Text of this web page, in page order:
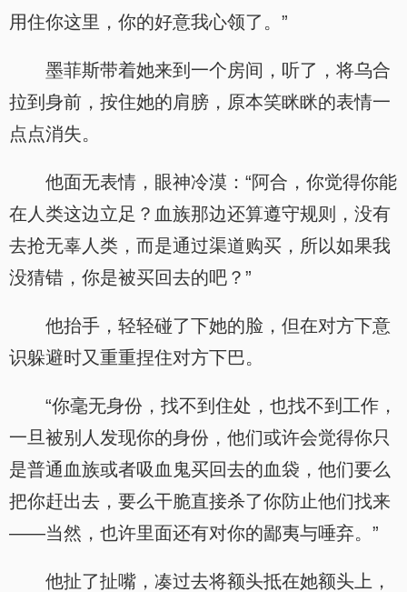
用住你这里，你的好意我心领了。”
墨菲斯带着她来到一个房间，听了，将乌合
拉到身前，按住她的肩膀，原本笑眯眯的表情一
点点消失。
他面无表情，眼神冷漠：“阿合，你觉得你能
在人类这边立足？血族那边还算遵守规则，没有
去抢无辜人类，而是通过渠道购买，所以如果我
没猜错，你是被买回去的吧？”
他抬手，轻轻碰了下她的脸，但在对方下意
识躲避时又重重捏住对方下巴。
“你毫无身份，找不到住处，也找不到工作，
一旦被别人发现你的身份，他们或许会觉得你只
是普通血族或者吸血鬼买回去的血袋，他们要么
把你赶出去，要么干脆直接杀了你防止他们找来
——当然，也许里面还有对你的鄙夷与唾弃。”
他扯了扯嘴，凑过去将额头抵在她额头上，